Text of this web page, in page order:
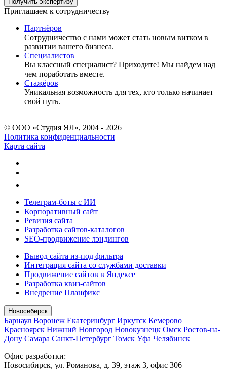
Приглашаем к сотрудничеству
Партнёров
Сотрудничество c нами может стать новым витком в
развитии вашего бизнеса.
Специалистов
Вы классный специалист? Приходите! Мы найдем над
чем поработать вместе.
Стажёров
Уникальная возможность для тех, кто только начинает
свой путь.
© ООО «Студия ЯЛ», 2004 - 2026
Политика конфиденциальности
Карта сайта
Телеграм-боты с ИИ
Корпоративный сайт
Ревизия сайта
Разработка сайтов-каталогов
SEO-продвижение лэндингов
Вывод сайта из-под фильтра
Интеграция сайта со службами доставки
Продвижение сайтов в Яндексе
Разработка квиз-сайтов
Внедрение Планфикс
Новосибирск
Барнаул Воронеж Екатеринбург Иркутск Кемерово
Красноярск Нижний Новгород Новокузнецк Омск Ростов-на-
Дону Самара Санкт-Петербург Томск Уфа Челябинск
Офис разработки:
Новосибирск, ул. Романова, д. 39, этаж 3, офис 306